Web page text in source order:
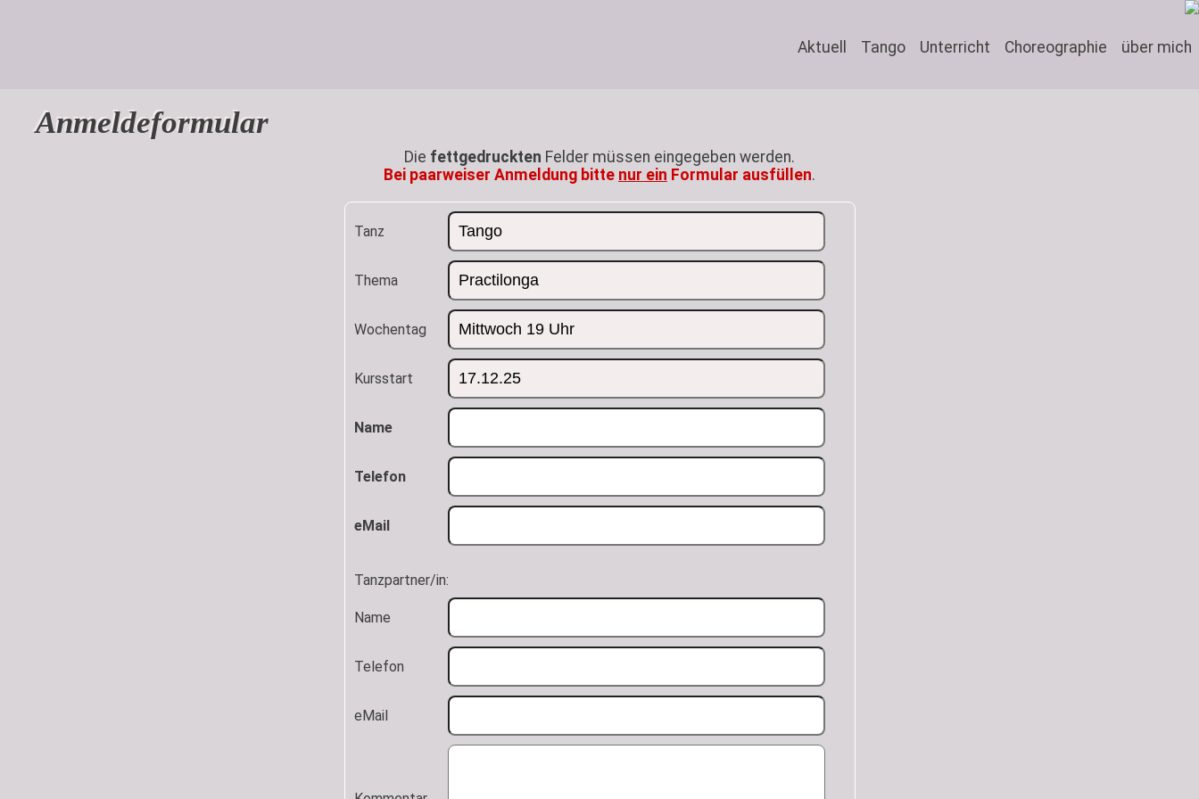
Aktuell Tango Unterricht Choreographie über mich
Anmeldeformular
Die fettgedruckten Felder müssen eingegeben werden.
Bei paarweiser Anmeldung bitte nur ein Formular ausfüllen.
Tanz
Thema
Wochentag
Kursstart
Name
Telefon
eMail
Tanzpartner/in:
Name
Telefon
eMail